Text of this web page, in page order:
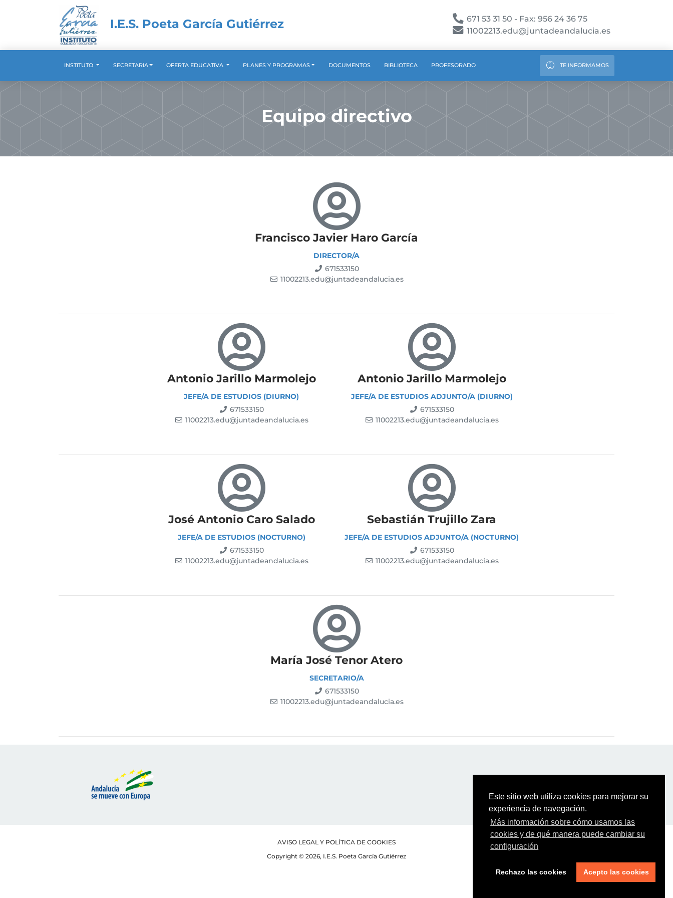
Este sitio web utiliza cookies para mejorar su
experiencia de navegación.
Más información sobre cómo usamos las
cookies y de qué manera puede cambiar su
configuración
Rechazo las cookies Acepto las cookies
I.E.S. Poeta García Gutiérrez
671 53 31 50 - Fax: 956 24 36 75
11002213.edu@juntadeandalucia.es
INSTITUTO SECRETARIA OFERTA EDUCATIVA PLANES Y PROGRAMAS DOCUMENTOS BIBLIOTECA PROFESORADO TE INFORMAMOS
Equipo directivo
Francisco Javier Haro García
DIRECTOR/A
671533150
11002213.edu@juntadeandalucia.es
Antonio Jarillo Marmolejo
JEFE/A DE ESTUDIOS (DIURNO)
671533150
11002213.edu@juntadeandalucia.es
Antonio Jarillo Marmolejo
JEFE/A DE ESTUDIOS ADJUNTO/A (DIURNO)
671533150
11002213.edu@juntadeandalucia.es
José Antonio Caro Salado
JEFE/A DE ESTUDIOS (NOCTURNO)
671533150
11002213.edu@juntadeandalucia.es
Sebastián Trujillo Zara
JEFE/A DE ESTUDIOS ADJUNTO/A (NOCTURNO)
671533150
11002213.edu@juntadeandalucia.es
María José Tenor Atero
SECRETARIO/A
671533150
11002213.edu@juntadeandalucia.es
AVISO LEGAL Y POLÍTICA DE COOKIES
Copyright © 2026, I.E.S. Poeta García Gutiérrez